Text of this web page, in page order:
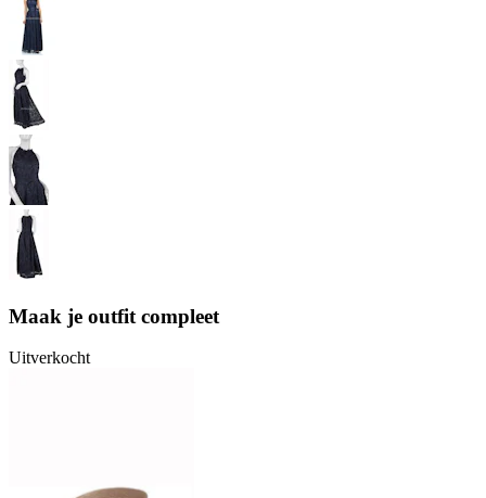
Maak je outfit compleet
Uitverkocht